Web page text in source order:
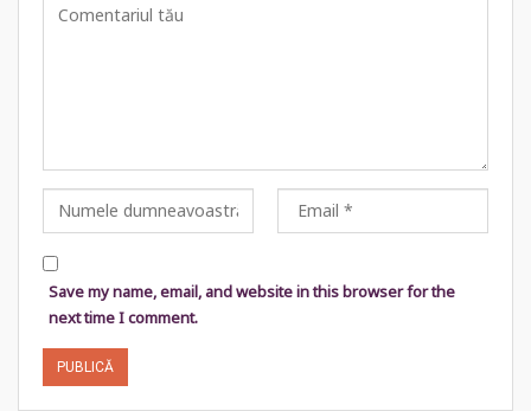
Save my name, email, and website in this browser for the
next time I comment.